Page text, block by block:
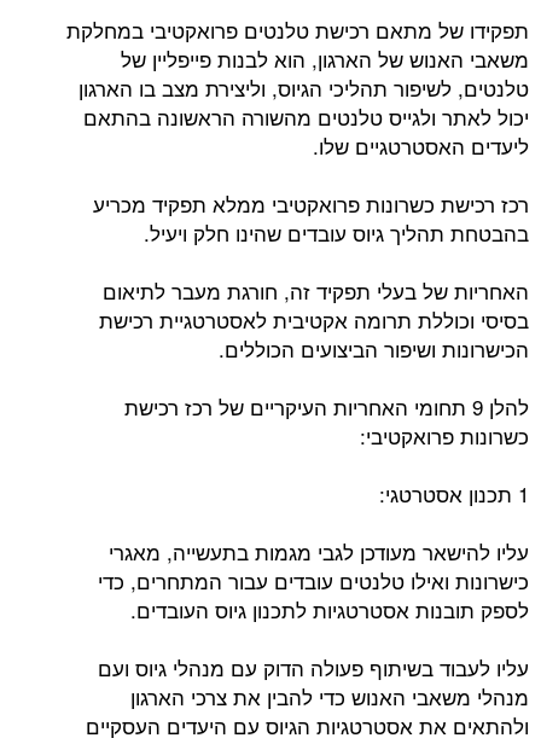
תפקידו של מתאם רכישת טלנטים פרואקטיבי במחלקת
משאבי האנוש של הארגון, הוא לבנות פייפליין של
טלנטים, לשיפור תהליכי הגיוס, וליצירת מצב בו הארגון
יכול לאתר ולגייס טלנטים מהשורה הראשונה בהתאם
ליעדים האסטרטגיים שלו.
רכז רכישת כשרונות פרואקטיבי ממלא תפקיד מכריע
בהבטחת תהליך גיוס עובדים שהינו חלק ויעיל.
האחריות של בעלי תפקיד זה, חורגת מעבר לתיאום
בסיסי וכוללת תרומה אקטיבית לאסטרטגיית רכישת
הכישרונות ושיפור הביצועים הכוללים.
להלן 9 תחומי האחריות העיקריים של רכז רכישת
כשרונות פרואקטיבי:
1 תכנון אסטרטגי:
עליו להישאר מעודכן לגבי מגמות בתעשייה, מאגרי
כישרונות ואילו טלנטים עובדים עבור המתחרים, כדי
לספק תובנות אסטרטגיות לתכנון גיוס העובדים.
עליו לעבוד בשיתוף פעולה הדוק עם מנהלי גיוס ועם
מנהלי משאבי האנוש כדי להבין את צרכי הארגון
ולהתאים את אסטרטגיות הגיוס עם היעדים העסקיים